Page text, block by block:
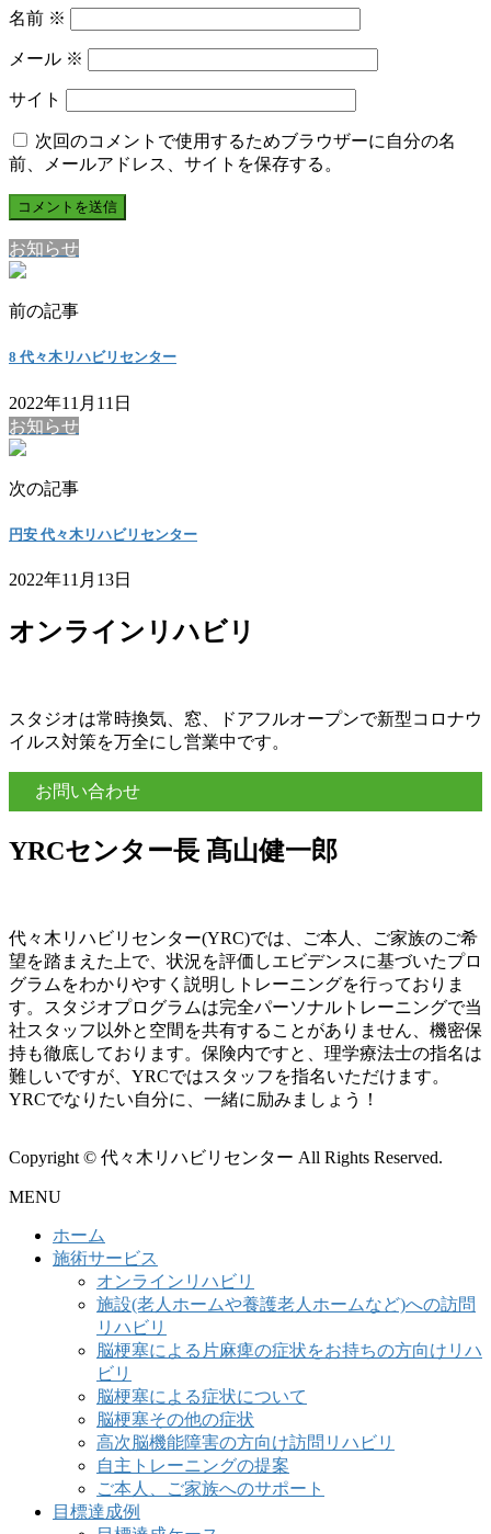
名前 ※
メール ※
サイト
次回のコメントで使用するためブラウザーに自分の名
前、メールアドレス、サイトを保存する。
お知らせ
前の記事
8 代々木リハビリセンター
2022年11月11日
お知らせ
次の記事
円安 代々木リハビリセンター
2022年11月13日
オンラインリハビリ
スタジオは常時換気、窓、ドアフルオープンで新型コロナウ
イルス対策を万全にし営業中です。
お問い合わせ
YRCセンター長 髙山健一郎
代々木リハビリセンター(YRC)では、ご本人、ご家族のご希
望を踏まえた上で、状況を評価しエビデンスに基づいたプロ
グラムをわかりやすく説明しトレーニングを行っておりま
す。スタジオプログラムは完全パーソナルトレーニングで当
社スタッフ以外と空間を共有することがありません、機密保
持も徹底しております。保険内ですと、理学療法士の指名は
難しいですが、YRCではスタッフを指名いただけます。
YRCでなりたい自分に、一緒に励みましょう！
Copyright © 代々木リハビリセンター All Rights Reserved.
MENU
ホーム
施術サービス
オンラインリハビリ
施設(老人ホームや養護老人ホームなど)への訪問
リハビリ
脳梗塞による片麻痺の症状をお持ちの方向けリハ
ビリ
脳梗塞による症状について
脳梗塞その他の症状
高次脳機能障害の方向け訪問リハビリ
自主トレーニングの提案
ご本人、ご家族へのサポート
目標達成例